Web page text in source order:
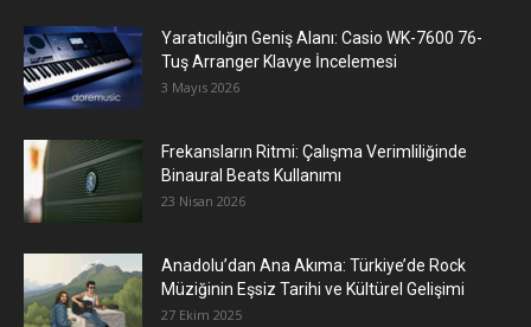
Yaratıcılığın Geniş Alanı: Casio WK-7600 76-
Tuş Arranger Klavye İncelemesi
3 Mayıs 2026
Frekansların Ritmi: Çalışma Verimliliğinde
Binaural Beats Kullanımı
23 Nisan 2026
Anadolu’dan Ana Akıma: Türkiye’de Rock
Müziğinin Eşsiz Tarihi ve Kültürel Gelişimi
27 Ekim 2025